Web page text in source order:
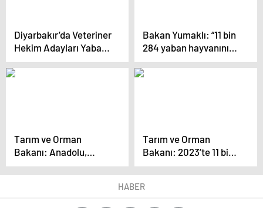
Diyarbakır’da Veteriner
Hekim Adayları Yaban
Hayvanlarını
Uygulamalı Öğreniyor
Bakan Yumaklı: “11 bin
284 yaban hayvanını
tedavi edip doğal
yaşam alanlarına
Tarım ve Orman
Bakanı: Anadolu,
Yabani Bitki Türlerine
Ev Sahipliği Yapıyor
Tarım ve Orman
Bakanı: 2023’te 11 bin
284 yaban hayvanı
tedavi edilip doğal
yaşam alanlarına
HABER